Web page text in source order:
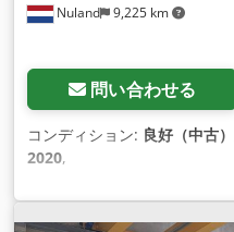
Nuland 9,225 km
問い合わせる
コンディション: 良好（中古）
2020,